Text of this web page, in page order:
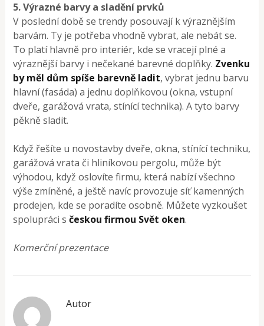
5. Výrazné barvy a sladění prvků
V poslední době se trendy posouvají k výraznějším
barvám. Ty je potřeba vhodně vybrat, ale nebát se.
To platí hlavně pro interiér, kde se vracejí plné a
výraznější barvy i nečekané barevné doplňky. Zvenku
by měl dům spíše barevně ladit, vybrat jednu barvu
hlavní (fasáda) a jednu doplňkovou (okna, vstupní
dveře, garážová vrata, stínící technika). A tyto barvy
pěkně sladit.
Když řešíte u novostavby dveře, okna, stínící techniku,
garážová vrata či hliníkovou pergolu, může být
výhodou, když oslovíte firmu, která nabízí všechno
výše zmíněné, a ještě navíc provozuje síť kamenných
prodejen, kde se poradíte osobně. Můžete vyzkoušet
spolupráci sčeskou firmou Svět oken.
Komerční prezentace
Autor